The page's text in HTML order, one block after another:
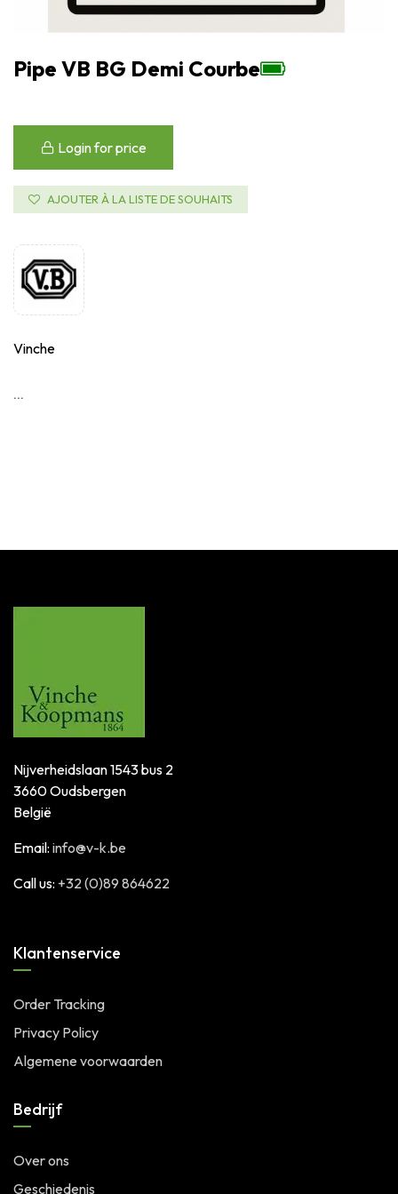
Pipe VB BG Demi Courbe
Login for price
AJOUTER À LA LISTE DE SOUHAITS
Vinche
...
Nijverheidslaan 1543 bus 2
3660 Oudsbergen
België
Email: info@v-k.be
Call us: +32 (0)89 864622
Klantenservice
Order Tracking
Privacy Policy
Algemene voorwaarden
Bedrijf
Over ons
Geschiedenis